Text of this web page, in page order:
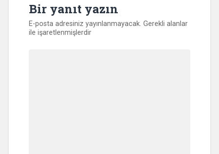
Bir yanıt yazın
E-posta adresiniz yayınlanmayacak. Gerekli alanlar
ile işaretlenmişlerdir